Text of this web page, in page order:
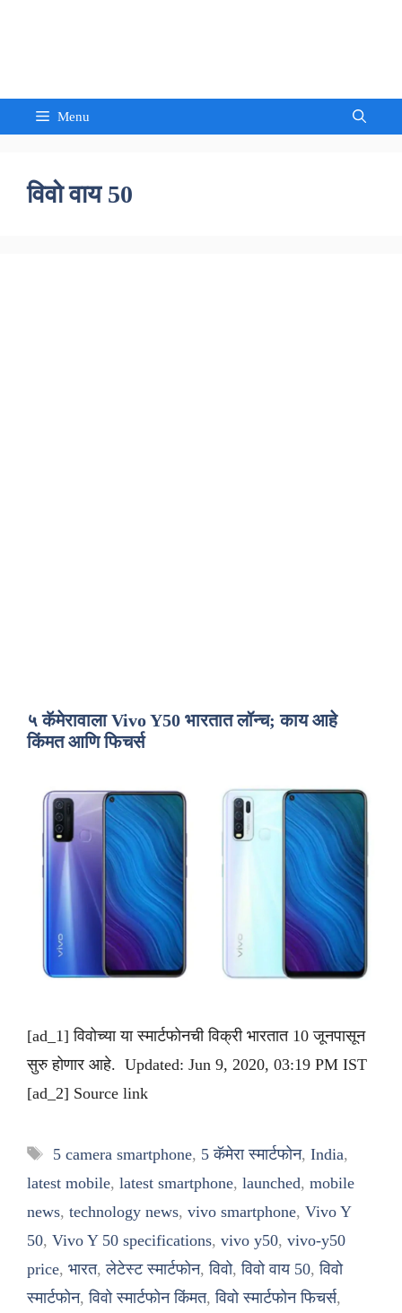
Menu
विवो वाय 50
५ कॅमेरावाला Vivo Y50 भारतात लॉन्च; काय आहे
किंमत आणि फिचर्स
[ad_1] विवोच्या या स्मार्टफोनची विक्री भारतात 10 जूनपासून
सुरु होणार आहे. Updated: Jun 9, 2020, 03:19 PM IST
[ad_2] Source link
Tags
5 camera smartphone, 5 कॅमेरा स्मार्टफोन, India,
latest mobile, latest smartphone, launched, mobile
news, technology news, vivo smartphone, Vivo Y
50, Vivo Y 50 specifications, vivo y50, vivo-y50
price, भारत,लेटेस्ट स्मार्टफोन,विवो,विवो वाय 50,विवो
स्मार्टफोन,विवो स्मार्टफोन किंमत,विवो स्मार्टफोन फिचर्स,